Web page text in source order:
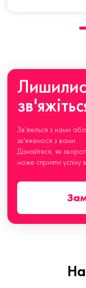
Зв'яжіться з нами
зв'яжемося з вами.
Дізнайтеся, як
може сприяти успіху